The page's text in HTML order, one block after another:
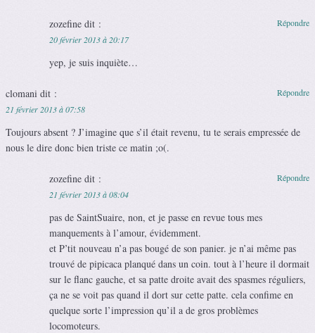
zozefine dit :
20 février 2013 à 20:17
yep, je suis inquiète…
Répondre
clomani dit :
21 février 2013 à 07:58
Toujours absent ? J’imagine que s’il était revenu, tu te serais empressée de
nous le dire donc bien triste ce matin ;o(.
Répondre
zozefine dit :
21 février 2013 à 08:04
pas de SaintSuaire, non, et je passe en revue tous mes
manquements à l’amour, évidemment.
et P’tit nouveau n’a pas bougé de son panier. je n’ai même pas
trouvé de pipicaca planqué dans un coin. tout à l’heure il dormait
sur le flanc gauche, et sa patte droite avait des spasmes réguliers,
ça ne se voit pas quand il dort sur cette patte. cela confime en
quelque sorte l’impression qu’il a de gros problèmes
locomoteurs.
Répondre